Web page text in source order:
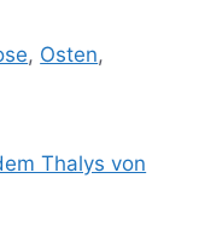
, Osten,
Thalys von